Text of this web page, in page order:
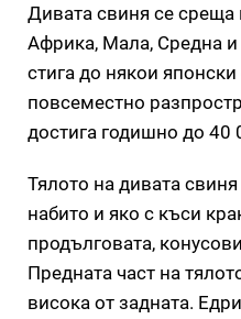
Дивата свиня се среща
Африка, Мала, Средна и
стига до някои
повсеместно
достига годишно до 40
Тялото на дивата
набито и яко с къси
продълговата,
Предната част на
висока от задната.